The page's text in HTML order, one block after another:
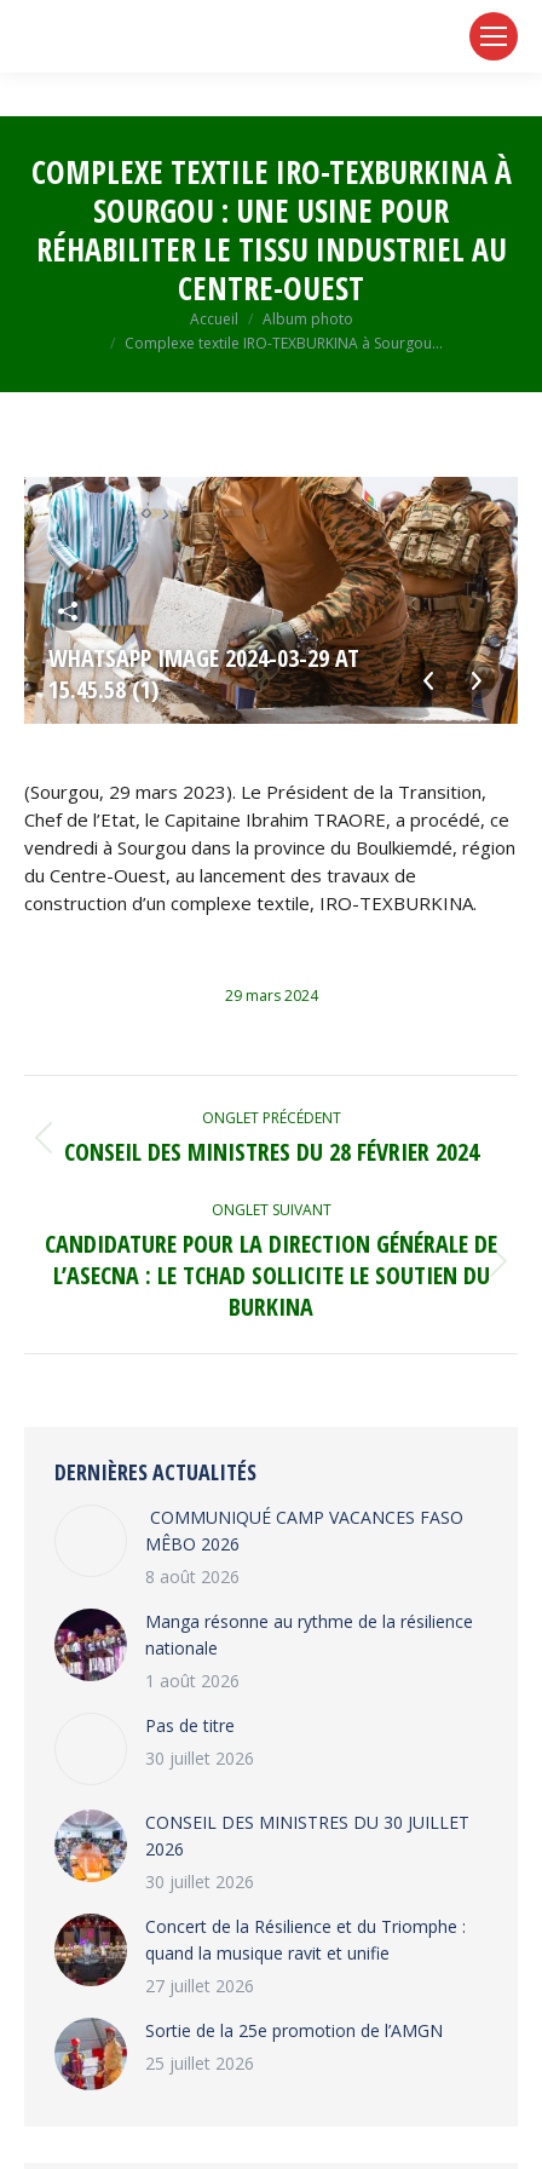
COMPLEXE TEXTILE IRO-TEXBURKINA À
SOURGOU : UNE USINE POUR
RÉHABILITER LE TISSU INDUSTRIEL AU
CENTRE-OUEST
Accueil
Album photo
Complexe textile IRO-TEXBURKINA à Sourgou…
WHATSAPP IMAGE 2024-03-29 AT
15.45.58 (1)
(Sourgou, 29 mars 2023). Le Président de la Transition,
Chef de l’Etat, le Capitaine Ibrahim TRAORE, a procédé, ce
vendredi à Sourgou dans la province du Boulkiemdé, région
du Centre-Ouest, au lancement des travaux de
construction d’un complexe textile, IRO-TEXBURKINA.
29 mars 2024
NAVIGATION
DE
COMMENTAIRE
ONGLET PRÉCÉDENT
Onglet
CONSEIL DES MINISTRES DU 28 FÉVRIER 2024
ONGLET SUIVANT
Onglet
suivant
CANDIDATURE POUR LA DIRECTION GÉNÉRALE DE
L’ASECNA : LE TCHAD SOLLICITE LE SOUTIEN DU
BURKINA
DERNIÈRES ACTUALITÉS
COMMUNIQUÉ CAMP VACANCES FASO
MÊBO 2026
8 août 2026
Manga résonne au rythme de la résilience
nationale
1 août 2026
Pas de titre
30 juillet 2026
CONSEIL DES MINISTRES DU 30 JUILLET
2026
30 juillet 2026
‎​Concert de la Résilience et du Triomphe :
quand la musique ravit et unifie
27 juillet 2026
‎Sortie de la 25e promotion de l’AMGN
25 juillet 2026